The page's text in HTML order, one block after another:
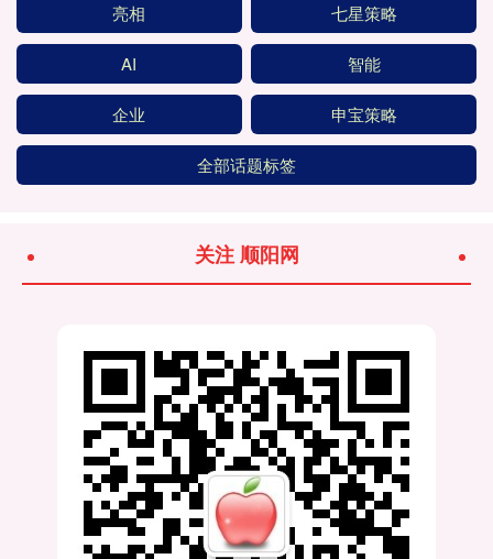
亮相 七星策略
AI 智能
企业 申宝策略
全部话题标签
关注 顺阳网